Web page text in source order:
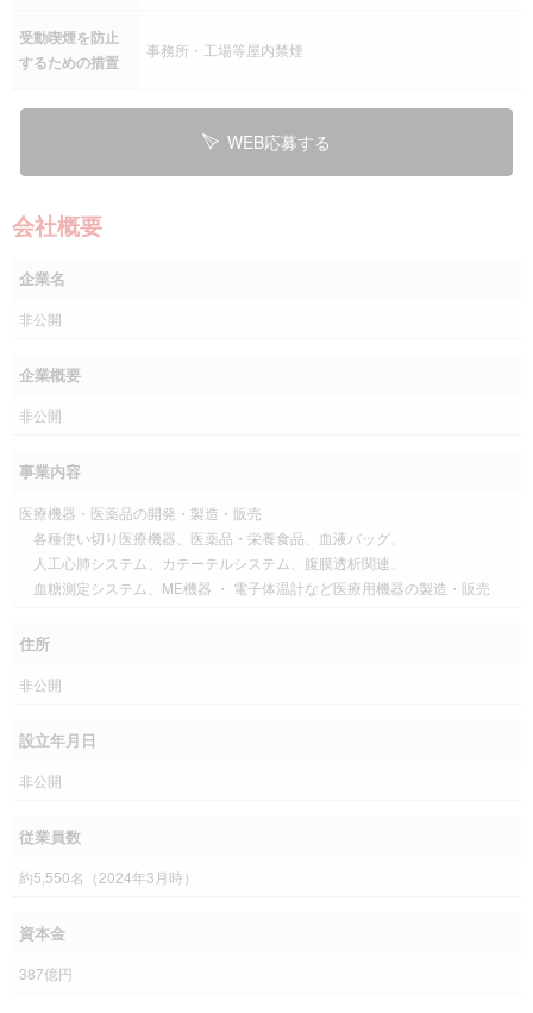
受動喫煙を防止
するための措置
事務所・工場等屋内禁煙
WEB応募する
会社概要
企業名
非公開
企業概要
非公開
事業内容
医療機器・医薬品の開発・製造・販売
各種使い切り医療機器、医薬品・栄養食品、血液バッグ、
人工心肺システム、カテーテルシステム、腹膜透析関連、
血糖測定システム、ME機器 ・ 電子体温計など医療用機器の製造・販売
住所
非公開
設立年月日
非公開
従業員数
約5,550名（2024年3月時）
資本金
387億円